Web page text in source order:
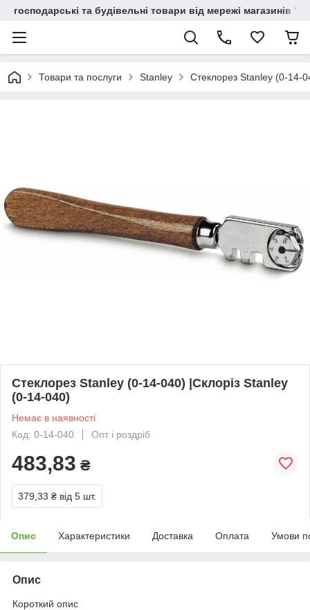
господарські та будівельні товари від мережі магазинів
Товари та послуги Stanley Стеклорез Stanley (0-14-
Стеклорез Stanley (0-14-040) |Склоріз Stanley
(0-14-040)
Немає в наявності
Код: 0-14-040
Опт і роздріб
483,83 ₴
379,33 ₴ від 5 шт.
Опис Характеристики Доставка Оплата Умови
Опис
Короткий опис